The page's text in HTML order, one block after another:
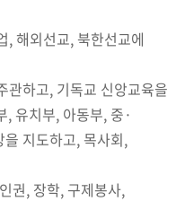
, 해외선교, 북한선교에
관하고, 기독교 신앙교육을
, 유치부, 아동부, 중·
지도하고, 목사회,
권, 장학, 구제봉사,